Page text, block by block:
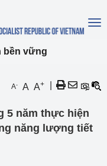
bền vững
A- A A+
5 năm thực hiện
năng lượng tiết